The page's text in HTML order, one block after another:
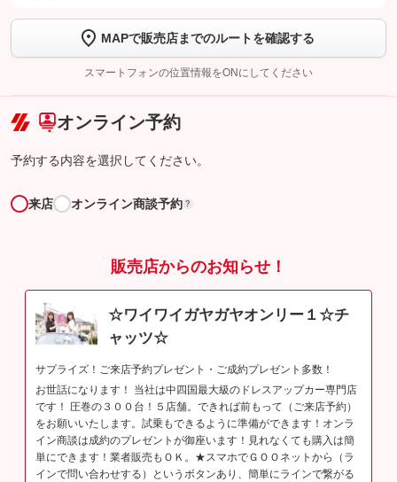
トーク画面で
ボタンをタップして問い合わせを
完了してください。
こちら
MAPで販売店までのルートを確認する
スマートフォンの位置情報をONにしてください
オンライン予約
予約する内容を選択してください。
来店 オンライン商談予約 ?
販売店からのお知らせ！
☆ワイワイガヤガヤオンリー１☆チ
ャッツ☆
サプライズ！ご来店予約プレゼント・ご成約プレゼント多数！
お世話になります！ 当社は中四国最大級のドレスアップカー専門店
です！ 圧巻の３００台！５店舗。できれば前もって（ご来店予約）
をお願いいたします。試乗もできるように準備ができます！オンラ
イン商談は成約のプレゼントが御座います！見れなくても購入は簡
単にできます！業者販売もＯＫ。★スマホでＧＯＯネットから（ラ
インで問い合わせする）というボタンあり、簡単にラインで繋がる